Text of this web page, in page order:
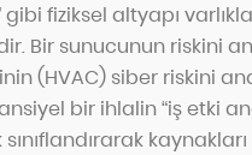
fiziksel altyapı
Bir sunucunun riskini
(HVAC) siber riskini
bir ihlalin “iş etki